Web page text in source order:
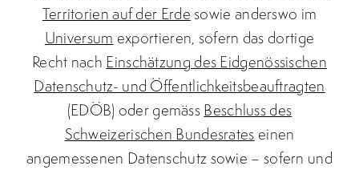
Territorien auf der Erde sowie anderswo im
Universum exportieren, sofern das dortige
Recht nach Einschätzung des Eidgenössischen
Datenschutz- und Öffentlichkeitsbeauftragten
(EDÖB) oder gemäss Beschluss des
Schweizerischen Bundesrates einen
angemessenen Datenschutz sowie – sofern und